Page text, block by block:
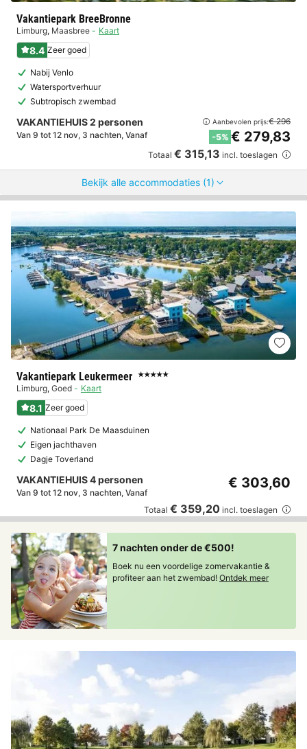
Vakantiepark BreeBronne
Limburg, Maasbree Kaart
8.4 Zeer goed
Nabij Venlo
Watersportverhuur
Subtropisch zwembad
VAKANTIEHUIS 2 personen
Van 9 tot 12 nov, 3 nachten, Vanaf
Aanbevolen prijs:€ 296
-5% € 279,83
Totaal € 315,13 incl. toeslagen
Bekijk alle accommodaties (1)
Vakantiepark Leukermeer ★★★★★
Limburg, Goed Kaart
8.1 Zeer goed
Nationaal Park De Maasduinen
Eigen jachthaven
Dagje Toverland
VAKANTIEHUIS 4 personen
Van 9 tot 12 nov, 3 nachten, Vanaf
€ 303,60
Totaal € 359,20 incl. toeslagen
7 nachten onder de €500!
Boek nu een voordelige zomervakantie &
profiteer aan het zwembad! Ontdek meer